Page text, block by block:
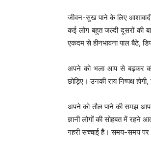
जीवन-सुख पाने के लिए
कई लोग बहुत जल्दी दूसरों की
एकदम से हीनभावना पाल बैठे,
अपने को भला आप से बढ़कर
छोड़िए। उनकी राय निष्पक्ष
अपने को तौल पाने की समझ
ज्ञानी लोगों की सोहबत में
गहरी सच्चाई है। समय-समय पर